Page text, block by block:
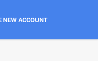
NEW ACCOUNT